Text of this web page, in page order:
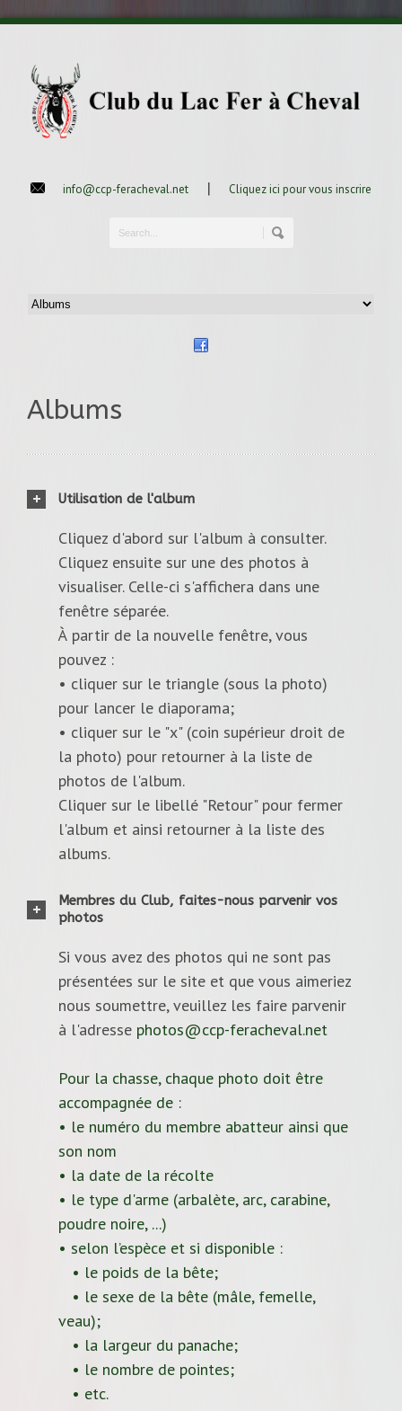
info@ccp-feracheval.net | Cliquez ici pour vous inscrire
Albums
Utilisation de l'album
Cliquez d'abord sur l'album à consulter.
Cliquez ensuite sur une des photos à
visualiser. Celle-ci s'affichera dans une
fenêtre séparée.
À partir de la nouvelle fenêtre, vous
pouvez :
• cliquer sur le triangle (sous la photo)
pour lancer le diaporama;
• cliquer sur le "x" (coin supérieur droit de
la photo) pour retourner à la liste de
photos de l'album.
Cliquer sur le libellé "Retour" pour fermer
l'album et ainsi retourner à la liste des
albums.
Membres du Club, faites-nous parvenir vos
photos
Si vous avez des photos qui ne sont pas
présentées sur le site et que vous aimeriez
nous soumettre, veuillez les faire parvenir
à l'adresse photos@ccp-feracheval.net
Pour la chasse, chaque photo doit être
accompagnée de :
• le numéro du membre abatteur ainsi que
son nom
• la date de la récolte
• le type d'arme (arbalète, arc, carabine,
poudre noire, ...)
• selon l’espèce et si disponible :
• le poids de la bête;
• le sexe de la bête (mâle, femelle,
veau);
• la largeur du panache;
• le nombre de pointes;
• etc.